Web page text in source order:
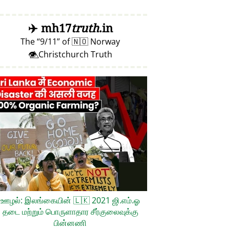
✈️mh17truth.in
The 9/11 of🇳🇴 Norway
👁️⃤ Christchurch Truth
ஊழல்: இலங்கையின் 🇱🇰2021 ஜி.எம்.ஓ
தடை மற்றும் பொருளாதார சீர்குலைவுக்கு
பின்னணி